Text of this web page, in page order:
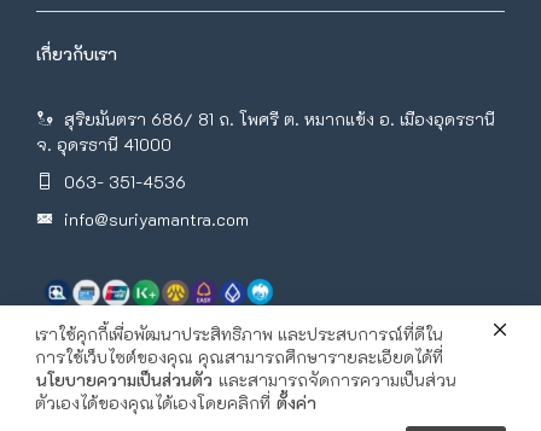
เราใช้คุกกี้เพื่อพัฒนาประสิทธิภาพ และประสบการณ์ที่ดีใน
การใช้เว็บไซต์ของคุณ คุณสามารถศึกษารายละเอียดได้ที่
นโยบายความเป็นส่วนตัว และสามารถจัดการความเป็นส่วน
ตัวเองได้ของคุณได้เองโดยคลิกที่ ตั้งค่า
เกี่ยวกับเรา
สุริยมันตรา 686/ 81 ถ. โพศรี ต. หมากแข้ง อ. เมืองอุดรธานี
จ. อุดรธานี 41000
063- 351-4536
info@suriyamantra.com